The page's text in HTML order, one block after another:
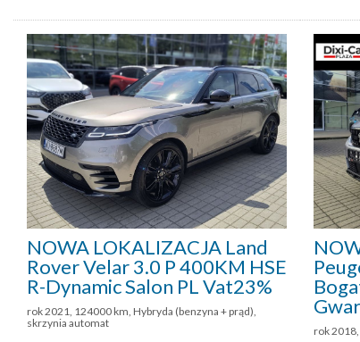
NOWA LOKALIZACJA Land
Rover Velar 3.0 P 400KM HSE
R-Dynamic Salon PL Vat23%
rok 2021, 124000 km, Hybryda (benzyna + prąd),
skrzynia automat
rok